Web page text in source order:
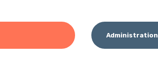
Administration